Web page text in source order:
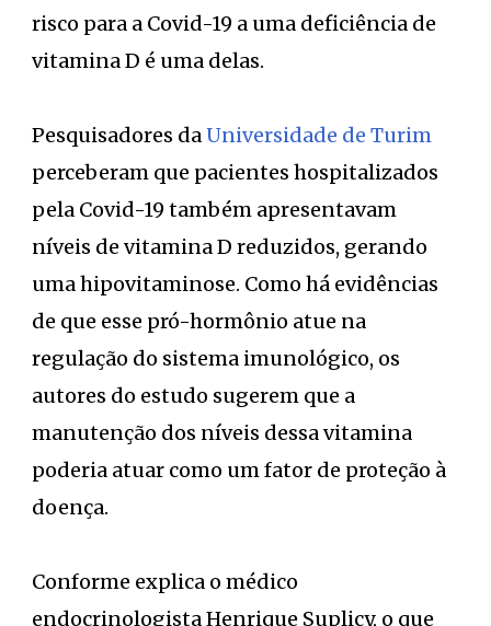
risco para a Covid-19 a uma deficiência de
vitamina D é uma delas.
Pesquisadores daUniversidade de Turim
perceberam que pacientes hospitalizados
pela Covid-19 também apresentavam
níveis de vitamina D reduzidos, gerando
uma hipovitaminose. Como há evidências
de que esse pró-hormônio atue na
regulação do sistema imunológico, os
autores do estudo sugerem que a
manutenção dos níveis dessa vitamina
poderia atuar como um fator de proteção à
doença.
Conforme explica o médico
endocrinologista Henrique Suplicy, o que